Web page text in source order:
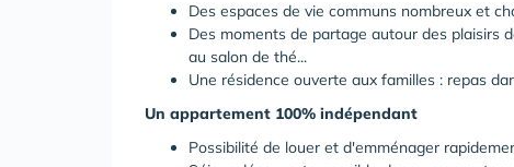
Des espaces de vie communs nombreux et
Des moments de partage autour des plaisirs
au salon de thé...
Une résidence ouverte aux familles : repas
Un appartement 100% indépendant
Possibilité de louer et d'emménager